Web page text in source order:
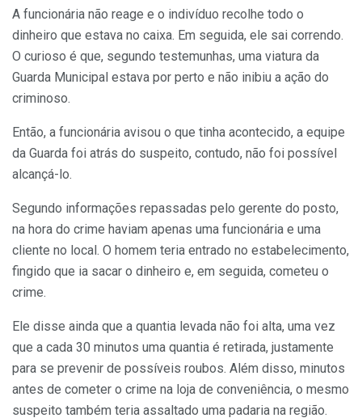
A funcionária não reage e o indivíduo recolhe todo o
dinheiro que estava no caixa. Em seguida, ele sai correndo.
O curioso é que, segundo testemunhas, uma viatura da
Guarda Municipal estava por perto e não inibiu a ação do
criminoso.
Então, a funcionária avisou o que tinha acontecido, a equipe
da Guarda foi atrás do suspeito, contudo, não foi possível
alcançá-lo.
Segundo informações repassadas pelo gerente do posto,
na hora do crime haviam apenas uma funcionária e uma
cliente no local. O homem teria entrado no estabelecimento,
fingido que ia sacar o dinheiro e, em seguida, cometeu o
crime.
Ele disse ainda que a quantia levada não foi alta, uma vez
que a cada 30 minutos uma quantia é retirada, justamente
para se prevenir de possíveis roubos. Além disso, minutos
antes de cometer o crime na loja de conveniência, o mesmo
suspeito também teria assaltado uma padaria na região.